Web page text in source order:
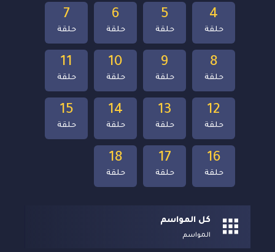
18
حلقة
17
حلقة
16
حلقة
15
حلقة
14
حلقة
13
حلقة
12
حلقة
11
حلقة
10
حلقة
9
حلقة
8
حلقة
7
حلقة
6
حلقة
5
حلقة
4
حلقة
كل المواسم
المواسم